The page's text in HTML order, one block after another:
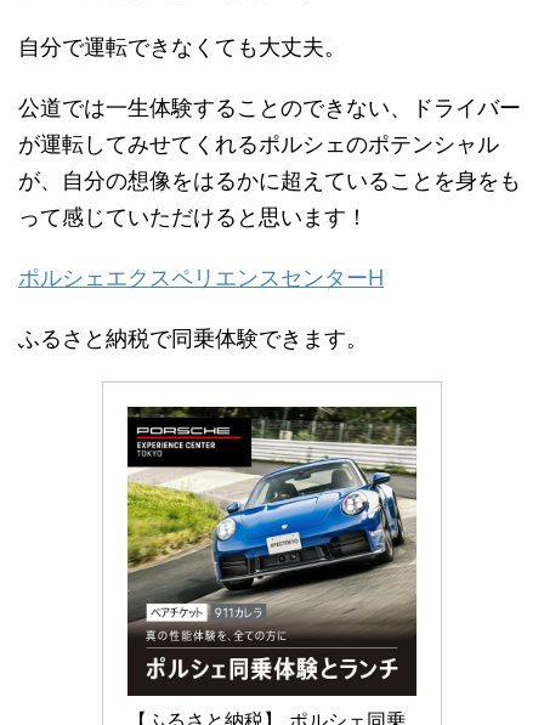
自分で運転できなくても大丈夫。
公道では一生体験することのできない、ドライバー
が運転してみせてくれるポルシェのポテンシャル
が、自分の想像をはるかに超えていることを身をも
って感じていただけると思います！
ポルシェエクスペリエンスセンターH
ふるさと納税で同乗体験できます。
【ふるさと納税】 ポルシェ同乗